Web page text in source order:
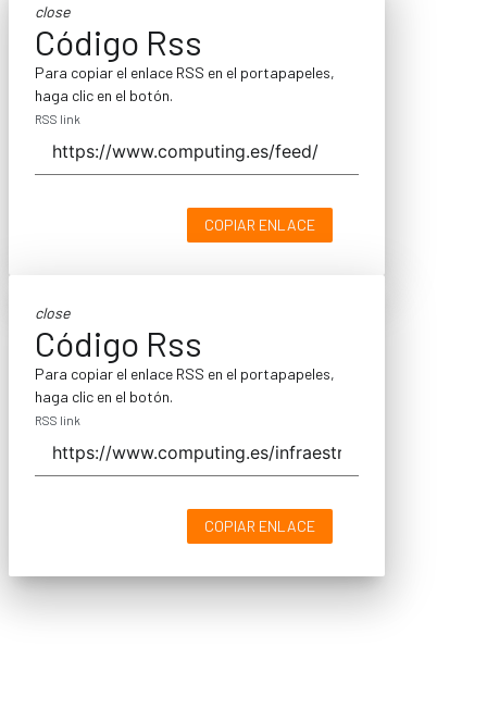
close
Código Rss
Para copiar el enlace RSS en el portapapeles,
haga clic en el botón.
RSS link
COPIAR ENLACE
close
Código Rss
Para copiar el enlace RSS en el portapapeles,
haga clic en el botón.
RSS link
COPIAR ENLACE